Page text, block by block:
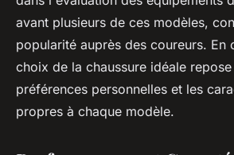
avant plusieurs de ces modèles,
popularité auprès des coureurs. En
choix de la chaussure idéale
préférences personnelles et les
propres à chaque modèle.